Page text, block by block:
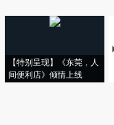
【特别呈现】《东莞，人
间便利店》倾情上线